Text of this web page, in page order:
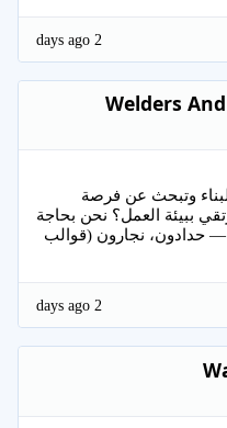
2 days ago
Welders
وتبحث عن فرصة
ببيئة العمل؟ نحن بحاجة
حدادون، نجارون (قوالب
2 days ago